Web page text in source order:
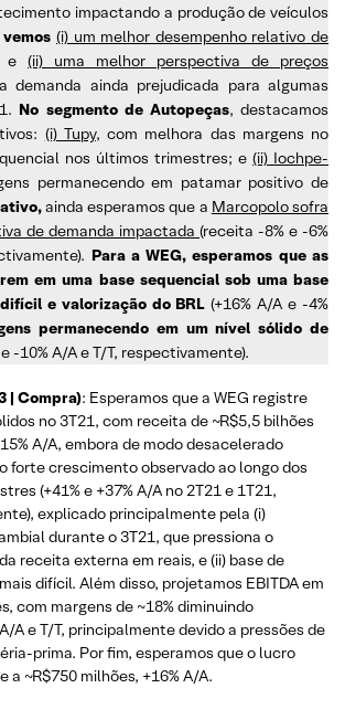
impactando a produção de veículos
vemos(i) um melhor desempenho relativo de
e (ii) uma melhor perspectiva de preços
demanda ainda prejudicada para algumas
No segmento de Autopeças, destacamos
(i) Tupy, com melhora das margens no
nos últimos trimestres; e (ii) Iochpe-
permanecendo em patamar positivo de
ainda esperamos que a Marcopolo sofra
de demanda impactada (receita -8% e -6%
Para a WEG, esperamos que as
em uma base sequencial sob uma base
e valorização do BRL (+16% A/A e -4%
permanecendo em um nível sólido de
e -10% A/A e T/T, respectivamente).
| Compra): Esperamos que a WEG registre
no 3T21, com receita de ~R$5,5 bilhões
A/A, embora de modo desacelerado
forte crescimento observado ao longo dos
(+41% e +37% A/A no 2T21 e 1T21,
explicado principalmente pela (i)
durante o 3T21, que pressiona o
receita externa em reais, e (ii) base de
difícil. Além disso, projetamos EBITDA em
com margens de ~18% diminuindo
A e T/T, principalmente devido a pressões de
prima. Por fim, esperamos que o lucro
a ~R$750 milhões, +16% A/A.